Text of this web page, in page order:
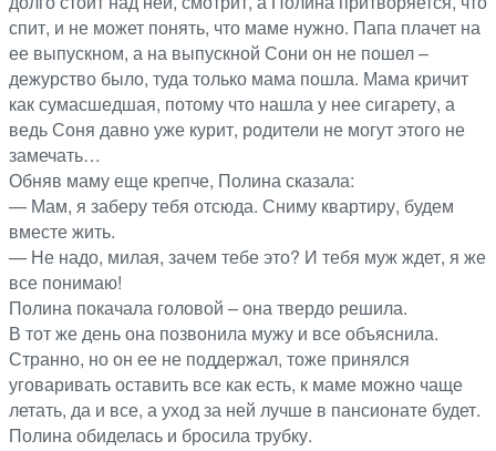
спит, и не может понять, что маме нужно. Папа плачет на
ее выпускном, а на выпускной Сони он не пошел –
дежурство было, туда только мама пошла. Мама кричит
как сумасшедшая, потому что нашла у нее сигарету, а
ведь Соня давно уже курит, родители не могут этого не
замечать…
Обняв маму еще крепче, Полина сказала:
— Мам, я заберу тебя отсюда. Сниму квартиру, будем
вместе жить.
— Не надо, милая, зачем тебе это? И тебя муж ждет, я же
все понимаю!
Полина покачала головой – она твердо решила.
В тот же день она позвонила мужу и все объяснила.
Странно, но он ее не поддержал, тоже принялся
уговаривать оставить все как есть, к маме можно чаще
летать, да и все, а уход за ней лучше в пансионате будет.
Полина обиделась и бросила трубку.